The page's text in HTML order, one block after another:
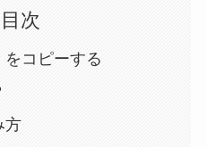
目次
コピーする
方